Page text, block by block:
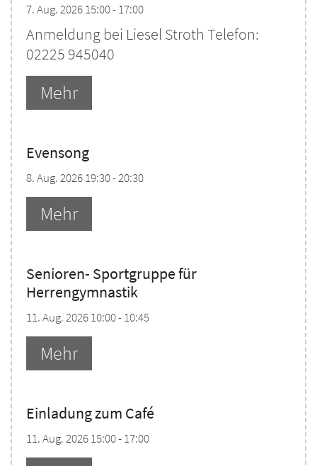
7. Aug. 2026 15:00 - 17:00
Anmeldung bei Liesel Stroth Telefon:
02225 945040
Mehr
Evensong
8. Aug. 2026 19:30 - 20:30
Mehr
Senioren- Sportgruppe für
Herrengymnastik
11. Aug. 2026 10:00 - 10:45
Mehr
Einladung zum Café
11. Aug. 2026 15:00 - 17:00